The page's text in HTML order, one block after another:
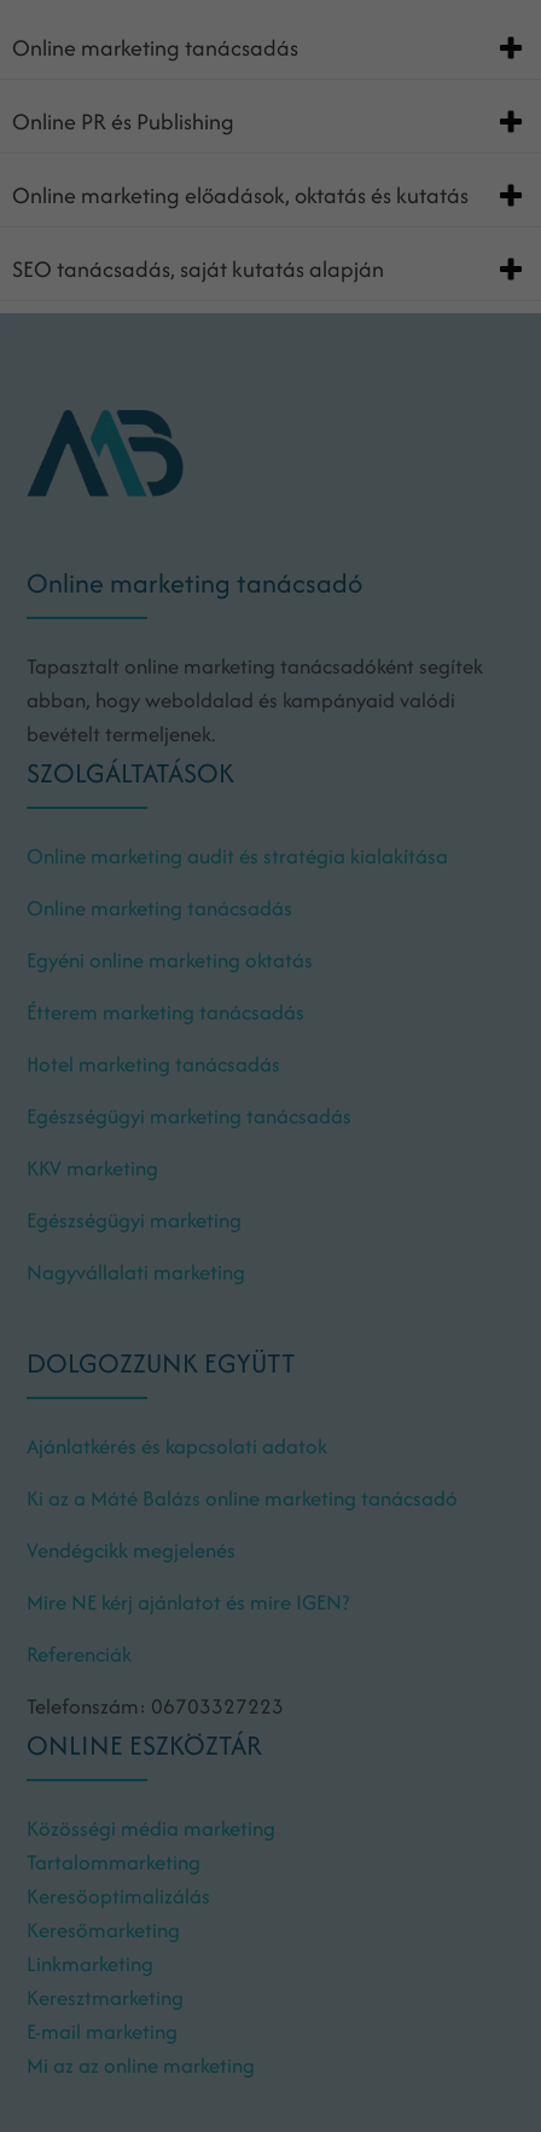
Online marketing tanácsadás
Online PR és Publishing
Online marketing előadások, oktatás és kutatás
SEO tanácsadás, saját kutatás alapján
Online marketing tanácsadó
Tapasztalt online marketing tanácsadóként segítek
abban, hogy weboldalad és kampányaid valódi
bevételt termeljenek.
SZOLGÁLTATÁSOK
Online marketing audit és stratégia kialakítása
Online marketing tanácsadás
Egyéni online marketing oktatás
Étterem marketing tanácsadás
Hotel marketing tanácsadás
Egészségügyi marketing tanácsadás
KKV marketing
Egészségügyi marketing
Nagyvállalati marketing
DOLGOZZUNK EGYÜTT
Ajánlatkérés és kapcsolati adatok
Ki az a Máté Balázs online marketing tanácsadó
Vendégcikk megjelenés
Mire NE kérj ajánlatot és mire IGEN?
Referenciák
Telefonszám: 06703327223
ONLINE ESZKÖZTÁR
Közösségi média marketing
Tartalommarketing
Keresőoptimalizálás
Keresőmarketing
Linkmarketing
Keresztmarketing
E-mail marketing
Mi az az online marketing